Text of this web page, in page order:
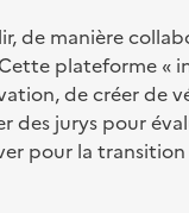
de manière
plateforme «
de créer de
des jurys pour
pour la transition